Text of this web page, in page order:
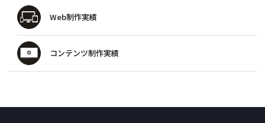
Web制作実績
コンテンツ制作実績